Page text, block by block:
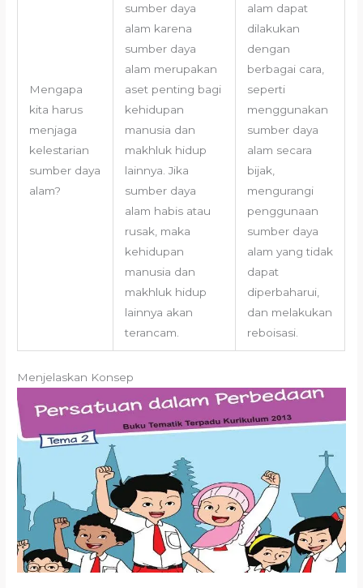
Mengapa
kita harus
menjaga
kelestarian
sumber daya
alam?
sumber daya
alam karena
sumber daya
alam merupakan
aset penting bagi
kehidupan
manusia dan
makhluk hidup
lainnya. Jika
sumber daya
alam habis atau
rusak, maka
kehidupan
manusia dan
makhluk hidup
lainnya akan
terancam.
alam dapat
dilakukan
dengan
berbagai cara,
seperti
menggunakan
sumber daya
alam secara
bijak,
mengurangi
penggunaan
sumber daya
alam yang tidak
dapat
diperbaharui,
dan melakukan
reboisasi.
Menjelaskan Konsep